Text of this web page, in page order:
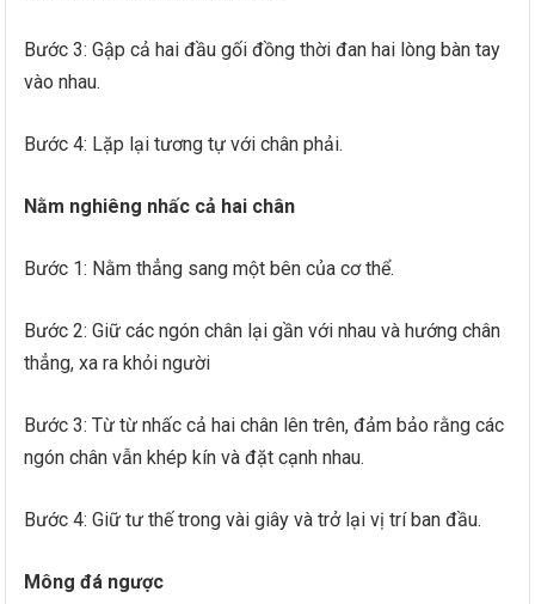
Bước 3: Gập cả hai đầu gối đồng thời đan hai lòng bàn tay
vào nhau.
Bước 4: Lặp lại tương tự với chân phải.
Nằm nghiêng nhấc cả hai chân
Bước 1: Nằm thẳng sang một bên của cơ thể.
Bước 2: Giữ các ngón chân lại gần với nhau và hướng chân
thẳng, xa ra khỏi người
Bước 3: Từ từ nhấc cả hai chân lên trên, đảm bảo rằng các
ngón chân vẫn khép kín và đặt cạnh nhau.
Bước 4: Giữ tư thế trong vài giây và trở lại vị trí ban đầu.
Mông đá ngược